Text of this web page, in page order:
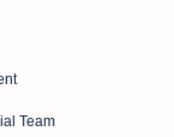
Team